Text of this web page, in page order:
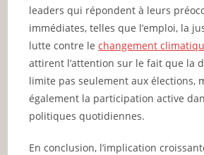
leaders qui répondent à leurs
immédiates, telles que l’emploi, la
lutte contre lechangement
attirent l’attention sur le fait que la
limite pas seulement aux élections,
également la participation active
politiques quotidiennes.
En conclusion, l’implication